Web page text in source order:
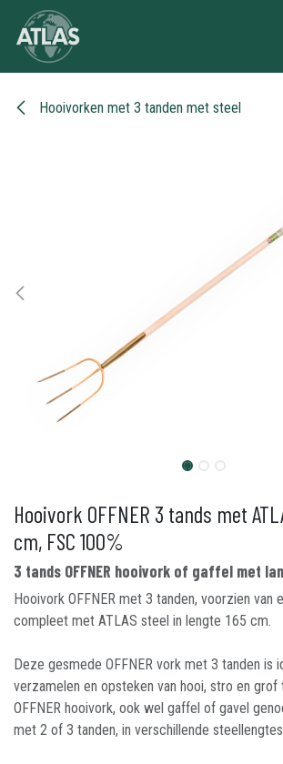
Overslaan naar inhoud
Hooivorken met 3 tanden met steel
Hooivork OFFNER 3 tands met
cm, FSC 100%
3 tands OFFNER hooivork of gaffel met
Hooivork OFFNER met 3 tanden, voorzien van
compleet met ATLAS steel in lengte 165 cm.
Deze gesmede OFFNER vork met 3 tanden is
verzamelen en opsteken van hooi, stro en grof
OFFNER hooivork, ook wel gaffel of gavel
met 2 of 3 tanden, in verschillende